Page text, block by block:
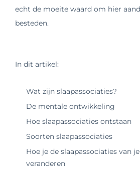
echt de moeite waard om hier
besteden.
In dit artikel:
Wat zijn slaapassociaties?
De mentale ontwikkeling
Hoe slaapassociaties ontstaan
Soorten slaapassociaties
Hoe je de slaapassociaties van
veranderen